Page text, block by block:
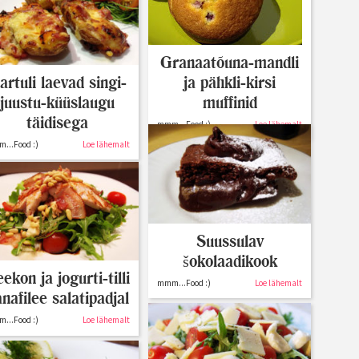
Granaatõuna-mandli
ja pähkli-kirsi
muffinid
mmm...Food :) Loe lähemalt
laevad singi-
juustu-küüslaugu
täidisega
:) Loe lähemalt
Suussulav
šokolaadikook
mmm...Food :) Loe lähemalt
ja jogurti-tilli
salatipadjal
:) Loe lähemalt